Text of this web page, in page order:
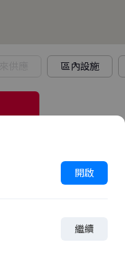
區內設施
立即查看
開啟
繼續